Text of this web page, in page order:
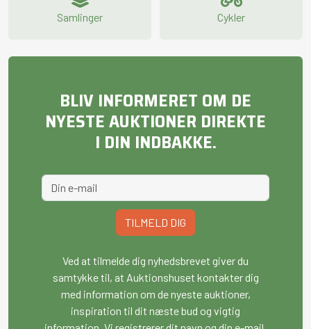
Samlinger Cykler
BLIV INFORMERET OM DE
NYESTE AUKTIONER DIREKTE
I DIN INDBAKKE.
TILMELD DIG
Ved at tilmelde dig nyhedsbrevet giver du
samtykke til, at Auktionshuset kontakter dig
med information om de nyeste auktioner,
inspiration til dit næste bud og vigtig